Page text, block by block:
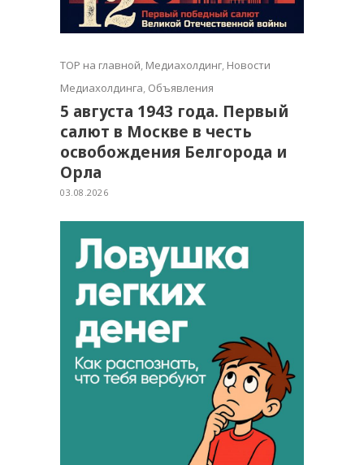
TOP на главной, Медиахолдинг, Новости
Медиахолдинга, Объявления
5 августа 1943 года. Первый
салют в Москве в честь
освобождения Белгорода и
Орла
03.08.2026